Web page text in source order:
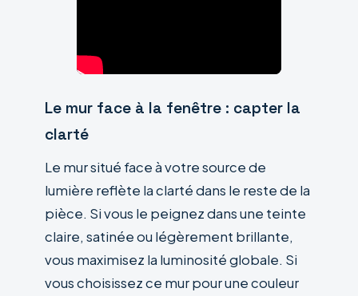
Le mur face à la fenêtre : capter la
clarté
Le mur situé face à votre source de
lumière reflète la clarté dans le reste de la
pièce. Si vous le peignez dans une teinte
claire, satinée ou légèrement brillante,
vous maximisez la luminosité globale. Si
vous choisissez ce mur pour une couleur